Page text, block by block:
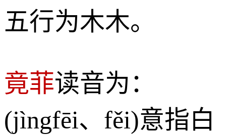
五行为木木。
竟菲读音为：
(jìngfēi、fěi)意指白